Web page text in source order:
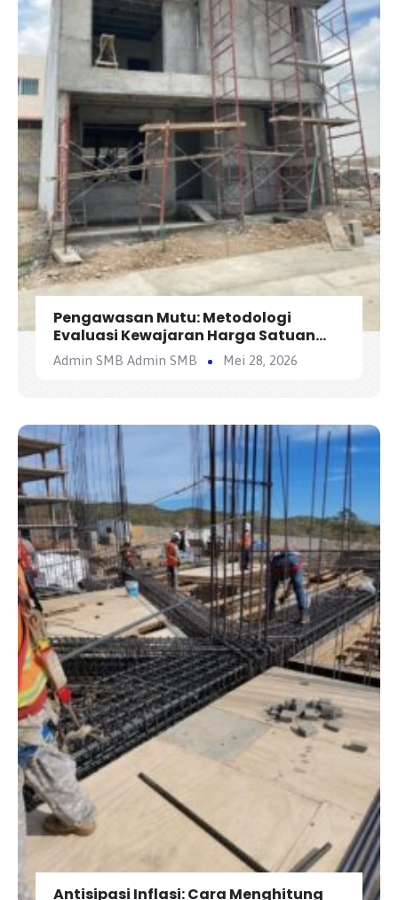
Pengawasan Mutu: Metodologi
Evaluasi Kewajaran Harga Satuan
Penawaran Kontraktor
Admin SMB Admin SMB Mei 28, 2026
Antisipasi Inflasi: Cara Menghitung